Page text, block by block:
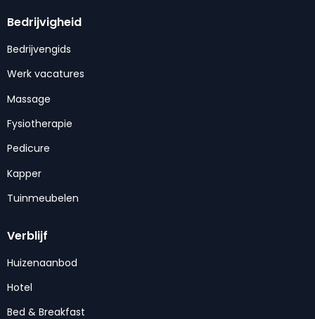
Bedrijvigheid
Bedrijvengids
Werk vacatures
Massage
Fysiotherapie
Pedicure
Kapper
Tuinmeubelen
Verblijf
Huizenaanbod
Hotel
Bed & Breakfast